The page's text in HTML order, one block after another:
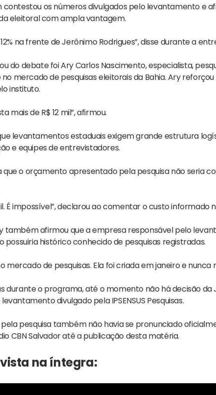
os números divulgados pelo levantamento e
eleitoral com ampla vantagem.
na frente de Jerônimo Rodrigues”, disse durante a
do debate foi Ary Carlos Nascimento, especialista,
mercado de pesquisas eleitorais da Bahia. Ary
instituto.
mais de R$ 12 mil”, afirmou.
levantamentos estaduais exigem grande estrutura
e equipes de entrevistadores.
que o orçamento apresentado pela pesquisa não seria
É impossível”, declarou ao comentar o custo informado
também afirmou que a empresa responsável pelo
histórico conhecido de pesquisas registradas.
mercado de pesquisas. Ela foi criada em janeiro e nunca
durante o programa, até o momento não há decisão da
divulgado pela IPSENSUS Pesquisas.
pesquisa também não havia se pronunciado
CBN Salvador até a publicação desta matéria.
na íntegra: